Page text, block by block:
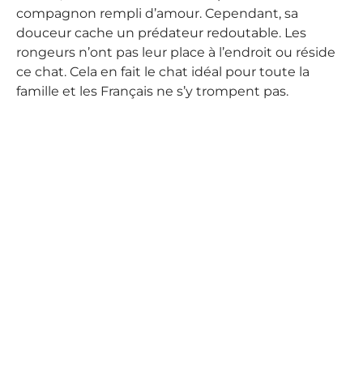
compagnon rempli d’amour. Cependant, sa
douceur cache un prédateur redoutable. Les
rongeurs n’ont pas leur place à l’endroit ou réside
ce chat. Cela en fait le chat idéal pour toute la
famille et les Français ne s’y trompent pas.